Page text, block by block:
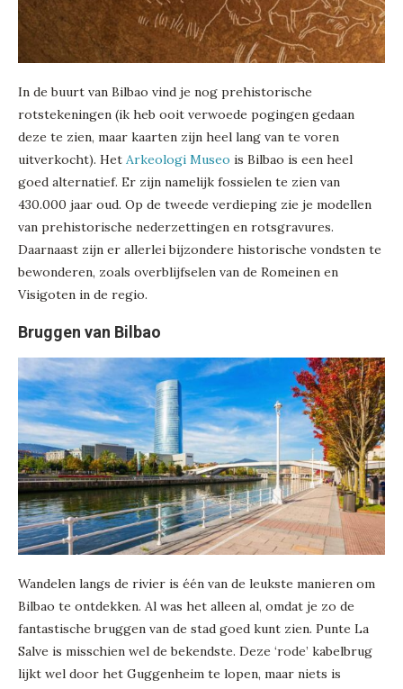
In de buurt van Bilbao vind je nog prehistorische
rotstekeningen (ik heb ooit verwoede pogingen gedaan
deze te zien, maar kaarten zijn heel lang van te voren
uitverkocht). Het Arkeologi Museo is Bilbao is een heel
goed alternatief. Er zijn namelijk fossielen te zien van
430.000 jaar oud. Op de tweede verdieping zie je modellen
van prehistorische nederzettingen en rotsgravures.
Daarnaast zijn er allerlei bijzondere historische vondsten te
bewonderen, zoals overblijfselen van de Romeinen en
Visigoten in de regio.
Bruggen van Bilbao
Wandelen langs de rivier is één van de leukste manieren om
Bilbao te ontdekken. Al was het alleen al, omdat je zo de
fantastische bruggen van de stad goed kunt zien. Punte La
Salve is misschien wel de bekendste. Deze ‘rode’ kabelbrug
lijkt wel door het Guggenheim te lopen, maar niets is